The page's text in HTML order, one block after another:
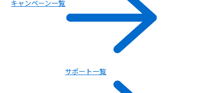
キャンペーン一覧
サポート一覧